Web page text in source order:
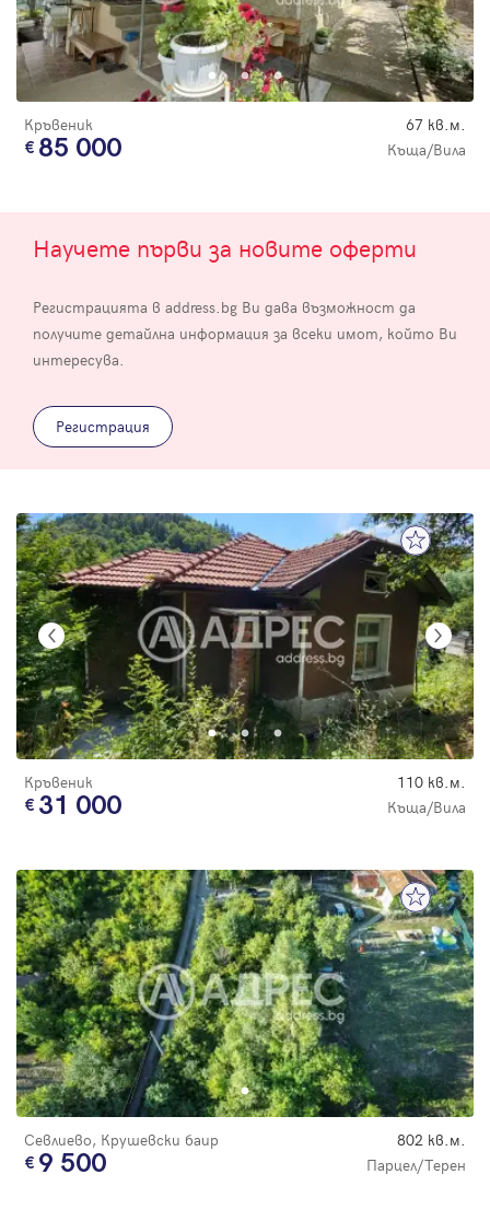
Кръвеник 67 кв.м.
85 000 Къща/Вила
Научете първи за новите оферти
Регистрацията в address.bg Ви дава възможност да
получите детайлна информация за всеки имот, който Ви
интересува.
Регистрация
Кръвеник 110 кв.м.
31 000 Къща/Вила
Севлиево, Крушевски баир 802 кв.м.
9 500 Парцел/Терен